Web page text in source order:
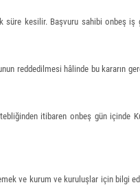
süre kesilir. Başvuru sahibi onbeş
reddedilmesi hâlinde bu kararın
itibaren onbeş gün içinde
ve kurum ve kuruluşlar için bilgi